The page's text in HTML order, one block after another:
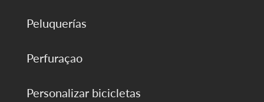
Peluquerías
Perfuraçao
Personalizar bicicletas